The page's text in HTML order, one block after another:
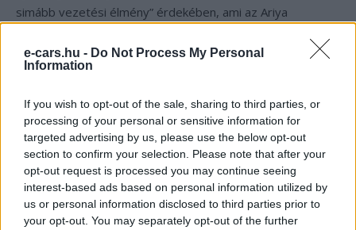
e-cars.hu - Do Not Process My Personal
Information
If you wish to opt-out of the sale, sharing to third parties, or
processing of your personal or sensitive information for
targeted advertising by us, please use the below opt-out
section to confirm your selection. Please note that after your
opt-out request is processed you may continue seeing
interest-based ads based on personal information utilized by
us or personal information disclosed to third parties prior to
your opt-out. You may separately opt-out of the further
simább vezetési élmény” érdekében, ami az Ariya
tovább finomít. A ProPilot vezetéstámogató rendszer
immár érzékenyebben reagál fékezéskor és gyorsításkor,
olyan útszakaszokon, ahol az előzés tilos. A nyolc
kamerával működő Around View rendszert szintén
optimalizálták, és az ügyfelek mostantól akár40 olyan
helyszíntis elmenthetnek, ahol az első kamera
automatikusan bekapcsol a jobb kilátás érdekében —
például gyakran használt felhajtóknál vagy szűk